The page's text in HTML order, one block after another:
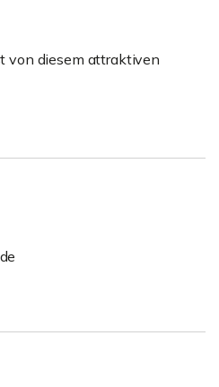
von diesem attraktiven